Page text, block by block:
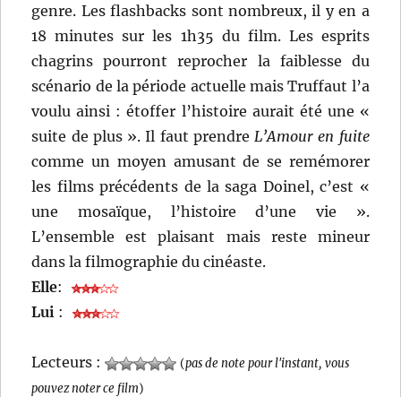
genre. Les flashbacks sont nombreux, il y en a
18 minutes sur les 1h35 du film. Les esprits
chagrins pourront reprocher la faiblesse du
scénario de la période actuelle mais Truffaut l’a
voulu ainsi : étoffer l’histoire aurait été une «
suite de plus ». Il faut prendreL’Amour en fuite
comme un moyen amusant de se remémorer
les films précédents de la saga Doinel, c’est «
une mosaïque, l’histoire d’une vie ».
L’ensemble est plaisant mais reste mineur
dans la filmographie du cinéaste.
Elle:
Lui :
Lecteurs : (pas de note pour l'instant, vous
pouvez noter ce film)